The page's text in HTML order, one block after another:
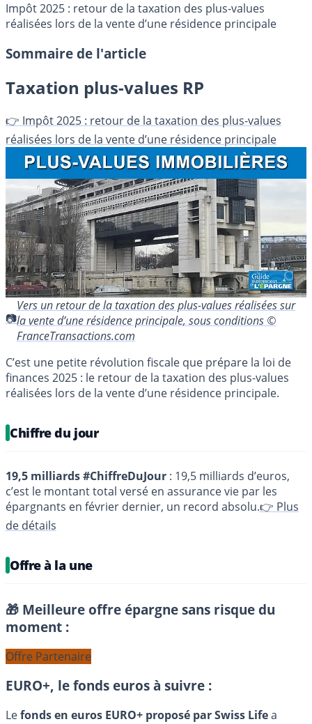
Impôt 2025 : retour de la taxation des plus-values
réalisées lors de la vente d’une résidence principale
Sommaire de l'article
Taxation plus-values RP
👉 Impôt 2025 : retour de la taxation des plus-values
réalisées lors de la vente d’une résidence principale
Vers un retour de la taxation des plus-values réalisées sur
la vente d’une résidence principale, sous conditions ©
FranceTransactions.com
C’est une petite révolution fiscale que prépare la loi de
finances 2025 : le retour de la taxation des plus-values
réalisées lors de la vente d’une résidence principale.
Chiffre du jour
19,5 milliards #ChiffreDuJour : 19,5 milliards d’euros,
c’est le montant total versé en assurance vie par les
épargnants en février dernier, un record absolu.👉 Plus
de détails
Offre à la une
🎁 Meilleure offre épargne sans risque du
moment :
Offre Partenaire
EURO+, le fonds euros à suivre :
Lefonds en euros EURO+ proposé par Swiss Lifea